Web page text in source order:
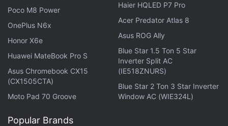
Poco M8 Power
OnePlus N6x
Honor X6e
Huawei MateBook Pro S
Asus Chromebook CX15
(CX1505CTA)
Moto Pad 70 Groove
Haier HQLED P7 Pro
Acer Predator Atlas 8
Asus ROG Ally
Blue Star 1.5 Ton 5 Star
Inverter Split AC
(IE518ZNURS)
Blue Star 2 Ton 3 Star Inverter
Window AC (WIE324L)
Popular Brands